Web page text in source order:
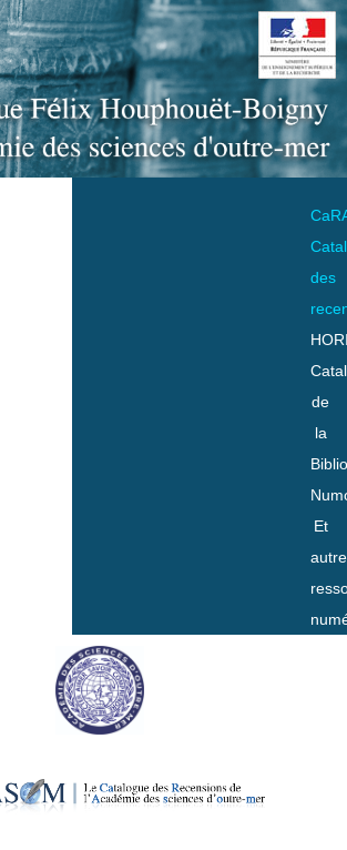
des
de
la
Et